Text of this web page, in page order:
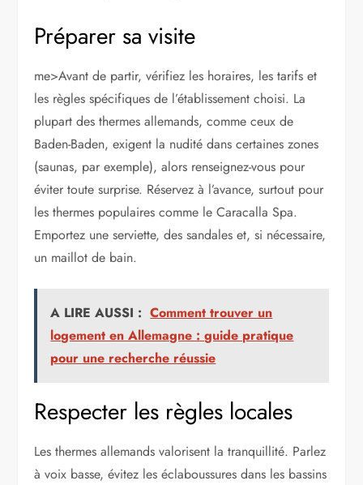
Préparer sa visite
me>Avant de partir, vérifiez les horaires, les tarifs et
les règles spécifiques de l’établissement choisi. La
plupart des thermes allemands, comme ceux de
Baden-Baden, exigent la nudité dans certaines zones
(saunas, par exemple), alors renseignez-vous pour
éviter toute surprise. Réservez à l’avance, surtout pour
les thermes populaires comme le Caracalla Spa.
Emportez une serviette, des sandales et, si nécessaire,
un maillot de bain.
A LIRE AUSSI : Comment trouver un
logement en Allemagne : guide pratique
pour une recherche réussie
Respecter les règles locales
Les thermes allemands valorisent la tranquillité. Parlez
à voix basse, évitez les éclaboussures dans les bassins